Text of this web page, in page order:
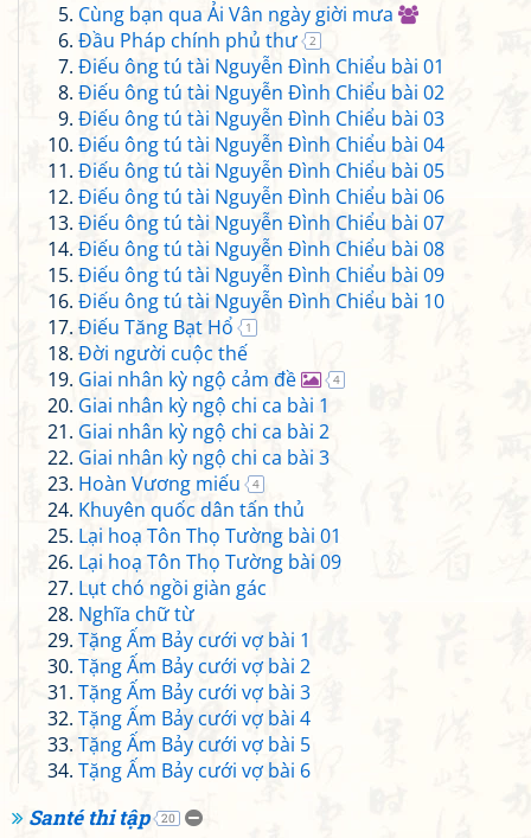
Cùng bạn qua Ải Vân ngày giời mưa
Đầu Pháp chính phủ thư
2
Điếu ông tú tài Nguyễn Đình Chiểu bài 01
Điếu ông tú tài Nguyễn Đình Chiểu bài 02
Điếu ông tú tài Nguyễn Đình Chiểu bài 03
Điếu ông tú tài Nguyễn Đình Chiểu bài 04
Điếu ông tú tài Nguyễn Đình Chiểu bài 05
Điếu ông tú tài Nguyễn Đình Chiểu bài 06
Điếu ông tú tài Nguyễn Đình Chiểu bài 07
Điếu ông tú tài Nguyễn Đình Chiểu bài 08
Điếu ông tú tài Nguyễn Đình Chiểu bài 09
Điếu ông tú tài Nguyễn Đình Chiểu bài 10
Điếu Tăng Bạt Hổ
1
Đời người cuộc thế
Giai nhân kỳ ngộ cảm đề
4
Giai nhân kỳ ngộ chi ca bài 1
Giai nhân kỳ ngộ chi ca bài 2
Giai nhân kỳ ngộ chi ca bài 3
Hoàn Vương miếu
4
Khuyên quốc dân tấn thủ
Lại hoạ Tôn Thọ Tường bài 01
Lại hoạ Tôn Thọ Tường bài 09
Lụt chó ngồi giàn gác
Nghĩa chữ từ
Tặng Ấm Bảy cưới vợ bài 1
Tặng Ấm Bảy cưới vợ bài 2
Tặng Ấm Bảy cưới vợ bài 3
Tặng Ấm Bảy cưới vợ bài 4
Tặng Ấm Bảy cưới vợ bài 5
Tặng Ấm Bảy cưới vợ bài 6
Santé thi tập 20